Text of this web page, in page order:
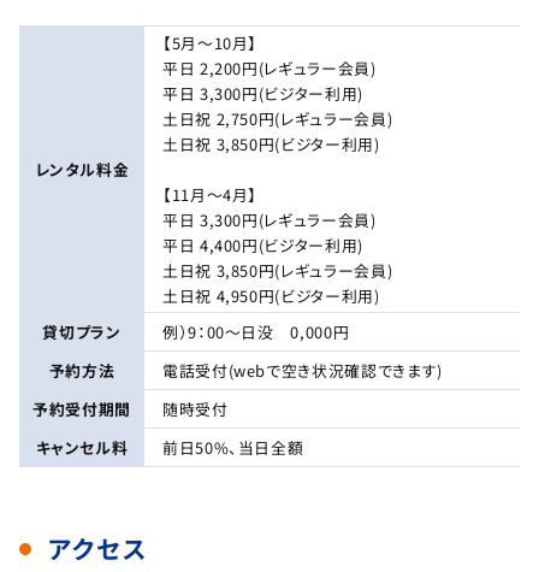
レンタル料金
【5月〜10月】
平日 2,200円(レギュラー会員)
平日 3,300円(ビジター利用)
土日祝 2,750円(レギュラー会員)
土日祝 3,850円(ビジター利用)
【11月〜4月】
平日 3,300円(レギュラー会員)
平日 4,400円(ビジター利用)
土日祝 3,850円(レギュラー会員)
土日祝 4,950円(ビジター利用)
貸切プラン
例）9：00～日没 0,000円
予約方法
電話受付(webで空き状況確認できます)
予約受付期間
随時受付
キャンセル料
前日50%、当日全額
アクセス